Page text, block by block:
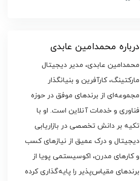
درباره محمدامین عابدی
محمدامین عابدی، مدیر دیجیتال
مارکتینگ، کارآفرین و بنیانگذار
مجموعه‌ای از برندهای موفق در حوزه
فناوری و خدمات آنلاین است. او با
تکیه بر دانش تخصصی در بازاریابی
دیجیتال و درک عمیق از نیازهای کسب
و کارهای مدرن، اکوسیستمی پویا از
برندهای مقیاس‌پذیر را پایه‌گذاری کرده